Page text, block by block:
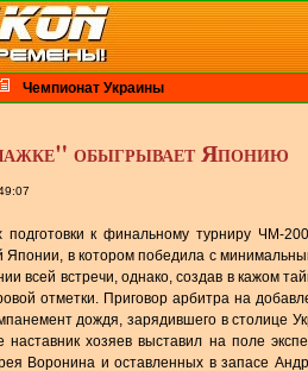
Чемпионат Украины
обыгрывает Японию
подготовки к финальному турниру ЧМ-
Японии, в котором победила с
всей встречи, однако, создав в кажом
отметки. Приговор арбитра на
дождя, зарядившего в столице
хозяев выставил на поле
Воронина и оставленных в запасе